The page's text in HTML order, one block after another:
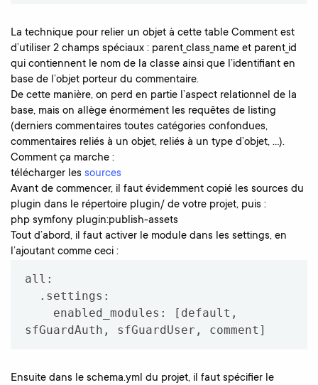
La technique pour relier un objet à cette table Comment est
d’utiliser 2 champs spéciaux : parent_class_name et parent_id
qui contiennent le nom de la classe ainsi que l’identifiant en
base de l’objet porteur du commentaire.
De cette manière, on perd en partie l’aspect relationnel de la
base, mais on allège énormément les requêtes de listing
(derniers commentaires toutes catégories confondues,
commentaires reliés à un objet, reliés à un type d’objet, …).
Comment ça marche :
télécharger les sources
Avant de commencer, il faut évidemment copié les sources du
plugin dans le répertoire plugin/ de votre projet, puis :
php symfony plugin:publish-assets
Tout d’abord, il faut activer le module dans les settings, en
l’ajoutant comme ceci :
all:
Ensuite dans le schema.yml du projet, il faut spécifier le